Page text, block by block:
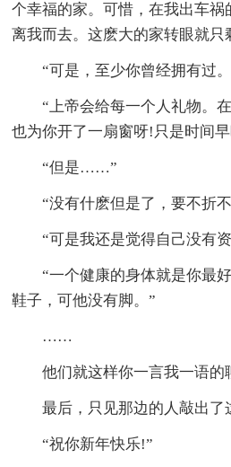
个幸福的家。可惜，在我出车
离我而去。这麽大的家转眼就只
“可是，至少你曾经拥有过
“上帝会给每一个人礼物。
也为你开了一扇窗呀!只是时间
“但是……”
“没有什麽但是了，要不折
“可是我还是觉得自己没有
“一个健康的身体就是你最
鞋子，可他没有脚。”
……
他们就这样你一言我一语的
最后，只见那边的人敲出了
“祝你新年快乐!”